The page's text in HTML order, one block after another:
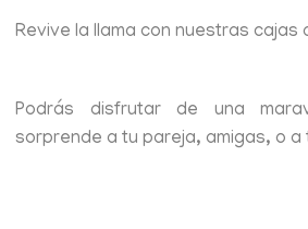
Revive la llama con nuestras cajas
Podrás disfrutar de una
sorprende a tu pareja, amigas, o a